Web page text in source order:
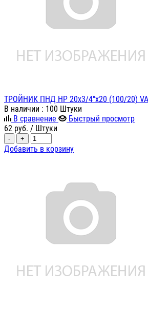
ТРОЙНИК ПНД НР 20х3/4"х20 (100/20)
В наличии : 100 Штуки
В сравнение
Быстрый просмотр
62 руб. / Штуки
- +
Добавить в корзину